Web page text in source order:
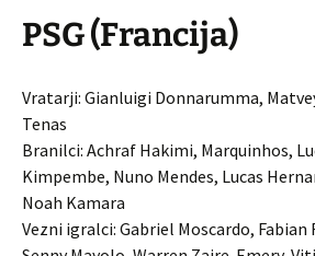
PSG (Francija)
Vratarji: Gianluigi Donnarumma,
Tenas
Branilci: Achraf Hakimi, Marquinhos,
Kimpembe, Nuno Mendes, Lucas
Noah Kamara
Vezni igralci: Gabriel Moscardo, Fabian